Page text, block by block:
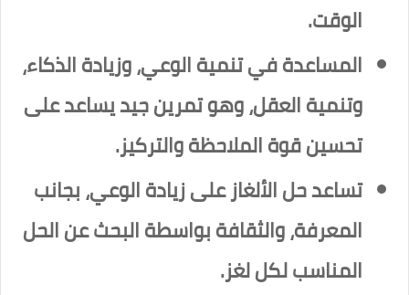
الوقت.
المساعدة في تنمية الوعي، وزيادة الذكاء،
وتنمية العقل، وهو تمرين جيد يساعد على
تحسين قوة الملاحظة والتركيز.
تساعد حل الألغاز على زيادة الوعي، بجانب
المعرفة، والثقافة بواسطة البحث عن الحل
المناسب لكل لغز.